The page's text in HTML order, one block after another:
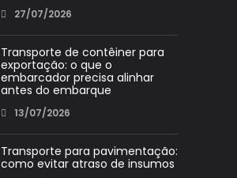
27/07/2026
Transporte de contêiner para
exportação: o que o
embarcador precisa alinhar
antes do embarque
13/07/2026
Transporte para pavimentação:
como evitar atraso de insumos